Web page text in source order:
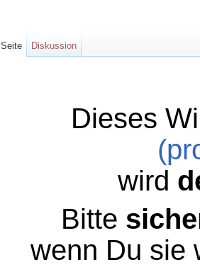
Dieses
wird
Bitte
wenn Du sie
Seite Diskussion